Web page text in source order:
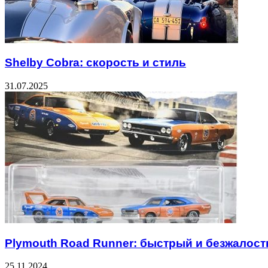
Shelby Cobra: скорость и стиль
31.07.2025
Plymouth Road Runner: быстрый и